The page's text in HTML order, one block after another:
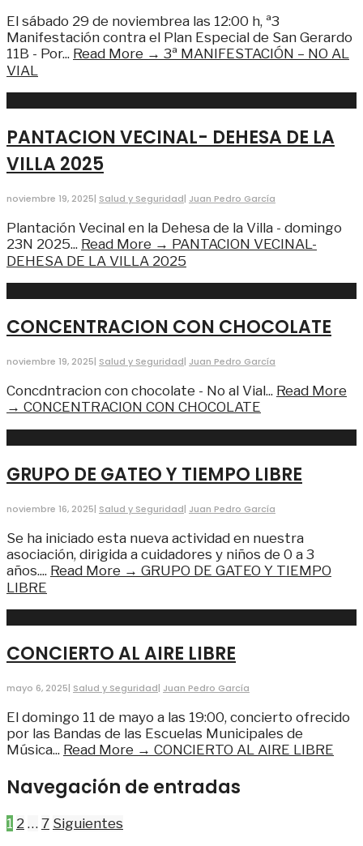
El sábado 29 de noviembrea las 12:00 h, ª3
Manifestación contra el Plan Especial de San Gerardo
11B - Por... Read More → 3ª MANIFESTACIÓN – NO AL
VIAL
PANTACION VECINAL- DEHESA DE LA
VILLA 2025
noviembre 19, 2025| Salud y Seguridad| Juan Pedro García
Plantación Vecinal en la Dehesa de la Villa - domingo
23N 2025... Read More → PANTACION VECINAL-
DEHESA DE LA VILLA 2025
CONCENTRACION CON CHOCOLATE
noviembre 19, 2025| Salud y Seguridad| Juan Pedro García
Concdntracion con chocolate - No al Vial... Read More
→ CONCENTRACION CON CHOCOLATE
GRUPO DE GATEO Y TIEMPO LIBRE
noviembre 16, 2025| Salud y Seguridad| Juan Pedro García
Se ha iniciado esta nueva actividad en nuestra
asociación, dirigida a cuidadores y niños de 0 a 3
años.... Read More → GRUPO DE GATEO Y TIEMPO
LIBRE
CONCIERTO AL AIRE LIBRE
mayo 6, 2025| Salud y Seguridad| Juan Pedro García
El domingo 11 de mayo a las 19:00, concierto ofrecido
por las Bandas de las Escuelas Municipales de
Música... Read More → CONCIERTO AL AIRE LIBRE
Navegación de entradas
1 2 … 7 Siguientes